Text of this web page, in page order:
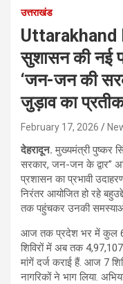
उत्तराखंड
Uttarakhand
सुशासन की नई
‘जन-जन की
जुड़ाव का
February 17, 2026
देहरादून. मुख्यमंत्री पुष्कर
सरकार, जन-जन के द्वार”
प्रशासन का प्रभावी
निरंतर आयोजित हो रहे
तक पहुंचकर उनकी
आज तक प्रदेश भर में कुल
शिविरों में अब तक
मांगें दर्ज कराई हैं. आज 7
नागरिकों ने भाग लिया.